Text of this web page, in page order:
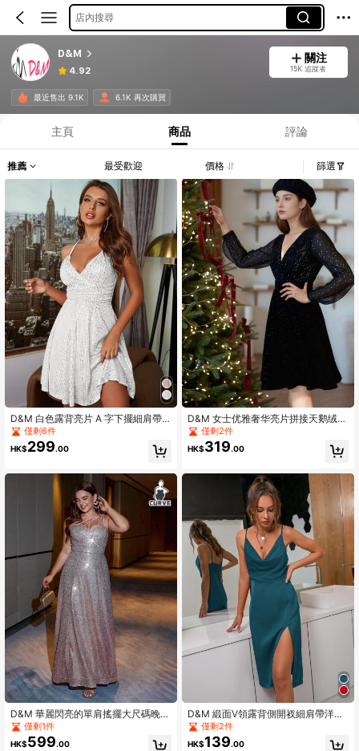
店內搜尋
D&M
4.92
關注
15K 追蹤者
最近售出 9.1K 6.1K 再次購買
主頁 商品 評論
推薦 最受歡迎 價格 篩選
D&M 白色露背亮片 A 字下擺細肩帶
長禮服，優雅雞尾酒會半正式婚禮賓
客洋裝，適合秋季
僅剩6件
HK$299.00
D&M 華麗閃亮的單肩搖擺大尺碼晚禮
服，開背設計和細肩帶
僅剩1件
HK$599.00
D&M 女士优雅奢华亮片拼接天鹅绒金
属 V 领长袖喇叭形派对连衣裙，时尚
服装适合日常和特殊场合，非常适合
晚间约会
僅剩2件
HK$319.00
D&M 緞面V領露背側開衩細肩帶洋裝
夏季派對優雅款
僅剩2件
HK$139.00